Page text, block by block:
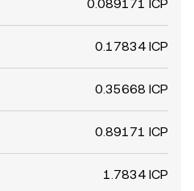
0.089171 ICP
0.17834 ICP
0.35668 ICP
0.89171 ICP
1.7834 ICP